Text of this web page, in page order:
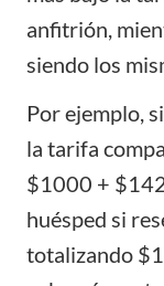
anfitrión,
siendo los
Por ejemplo,
la tarifa
$1000 +
huésped si
totalizando